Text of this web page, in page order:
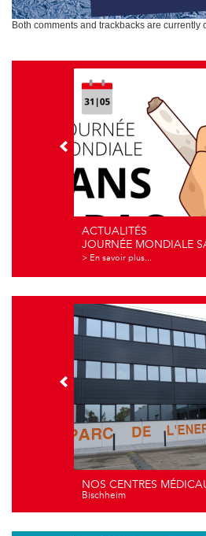
Both comments and trackbacks are currently
ACTUALITÉS
JOURNÉE MONDIALE
> En savoir plus...
NOS CENTRES
Bischheim